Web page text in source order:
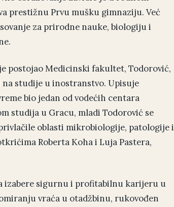
prestižnu Prvu mušku gimnaziju. Već
za prirodne nauke, biologiju i
postojao Medicinski fakultet, Todorović,
studije u inostranstvo. Upisuje
bio jedan od vodećih centara
studija u Gracu, mladi Todorović se
oblasti mikrobiologije, patologije i
Roberta Koha i Luja Pastera,
izabere sigurnu i profitabilnu karijeru u
vraća u otadžbinu, rukovođen